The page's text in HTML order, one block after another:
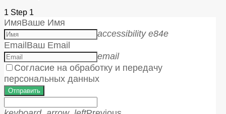
1 Step 1
ИмяВаше Имя
accessibility e84e
EmailВаш Email
email
Согласие на обработку и передачу
персональных данных
Отправить